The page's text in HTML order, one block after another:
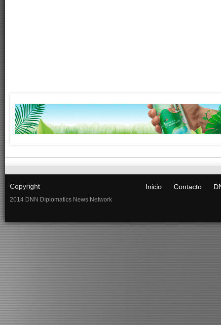
Copyright
2014 DNN Diplomatics News Network
Inicio Contacto